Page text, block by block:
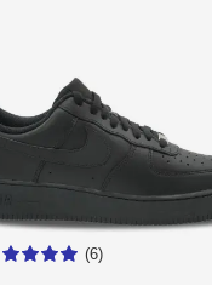
(6)